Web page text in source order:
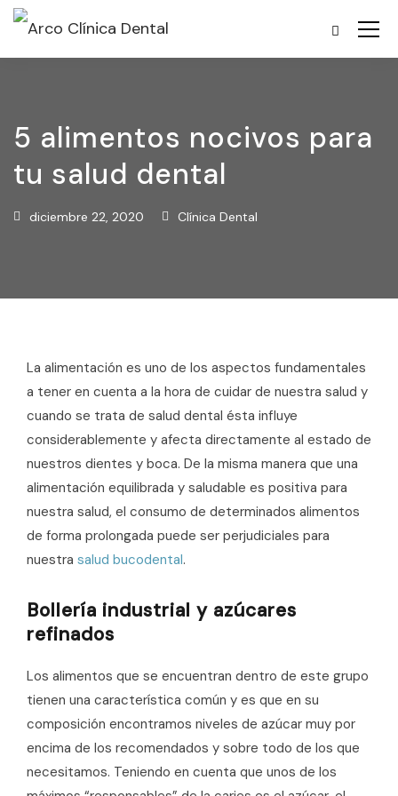
5 alimentos nocivos para
tu salud dental
diciembre 22, 2020 Clínica Dental
La alimentación es uno de los aspectos fundamentales
a tener en cuenta a la hora de cuidar de nuestra salud y
cuando se trata de salud dental ésta influye
considerablemente y afecta directamente al estado de
nuestros dientes y boca. De la misma manera que una
alimentación equilibrada y saludable es positiva para
nuestra salud, el consumo de determinados alimentos
de forma prolongada puede ser perjudiciales para
nuestra salud bucodental.
Bollería industrial y azúcares
refinados
Los alimentos que se encuentran dentro de este grupo
tienen una característica común y es que en su
composición encontramos niveles de azúcar muy por
encima de los recomendados y sobre todo de los que
necesitamos. Teniendo en cuenta que unos de los